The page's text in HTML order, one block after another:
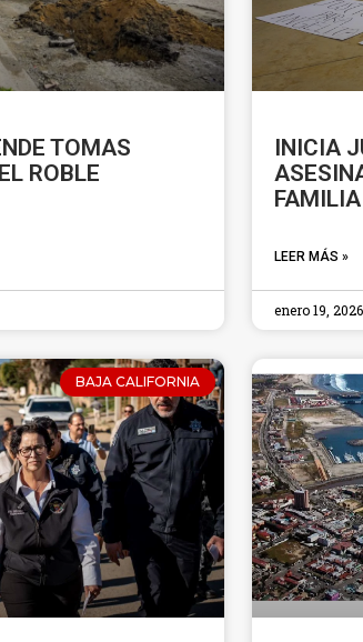
TOMAS
ROBLE
INICIA
LEER MÁS »
enero 19, 2026
BAJA CALIFORNIA